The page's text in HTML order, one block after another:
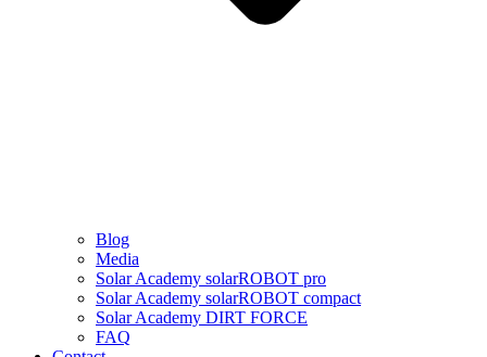
Blog
Media
Solar Academy solarROBOT pro
Solar Academy solarROBOT compact
Solar Academy DIRT FORCE
FAQ